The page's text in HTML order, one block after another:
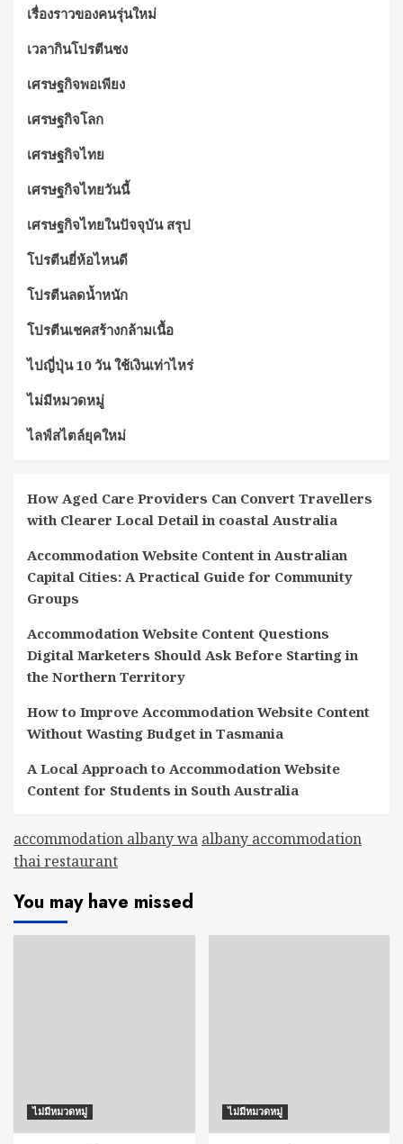
เรื่องราวของคนรุ่นใหม่
เวลากินโปรตีนชง
เศรษฐกิจพอเพียง
เศรษฐกิจโลก
เศรษฐกิจไทย
เศรษฐกิจไทยวันนี้
เศรษฐกิจไทยในปัจจุบัน สรุป
โปรตีนยี่ห้อไหนดี
โปรตีนลดน้ำหนัก
โปรตีนเชคสร้างกล้ามเนื้อ
ไปญี่ปุ่น 10 วัน ใช้เงินเท่าไหร่
ไม่มีหมวดหมู่
ไลฟ์สไตล์ยุคใหม่
How Aged Care Providers Can Convert Travellers
with Clearer Local Detail in coastal Australia
Accommodation Website Content in Australian
Capital Cities: A Practical Guide for Community
Groups
Accommodation Website Content Questions
Digital Marketers Should Ask Before Starting in
the Northern Territory
How to Improve Accommodation Website Content
Without Wasting Budget in Tasmania
A Local Approach to Accommodation Website
Content for Students in South Australia
accommodation albany wa albany accommodation
thai restaurant
You may have missed
ไม่มีหมวดหมู่ ไม่มีหมวดหมู่